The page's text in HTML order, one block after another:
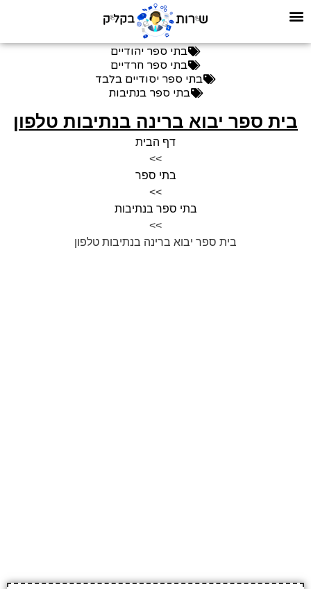
בתי ספר יהודיים
בתי ספר חרדיים
בתי ספר יסודיים בלבד
בתי ספר בנתיבות
בית ספר יבוא ברינה בנתיבות טלפון
דף הבית
>>
בתי ספר
>>
בתי ספר בנתיבות
>>
בית ספר יבוא ברינה בנתיבות טלפון